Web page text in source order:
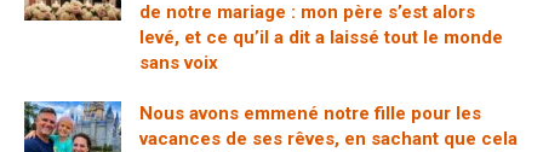
de notre mariage : mon père s’est alors
levé, et ce qu’il a dit a laissé tout le monde
sans voix
Nous avons emmené notre fille pour les
vacances de ses rêves, en sachant que cela